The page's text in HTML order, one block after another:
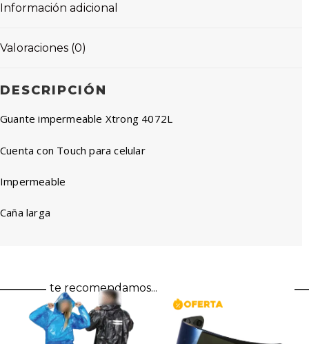
Información adicional
Valoraciones (0)
DESCRIPCIÓN
Guante impermeable Xtrong 4072L
Cuenta con Touch para celular
Impermeable
Caña larga
te recomendamos...